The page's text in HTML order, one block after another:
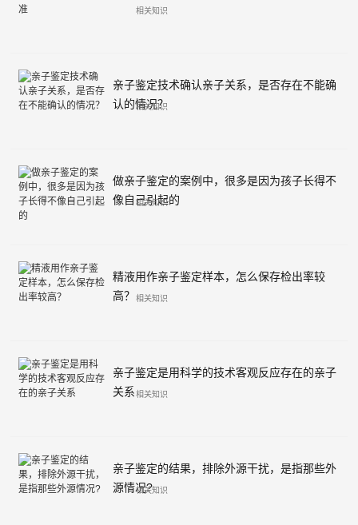
相关知识
亲子鉴定技术确认亲子关系，是否存在不能确
认的情况？
相关知识
做亲子鉴定的案例中，很多是因为孩子长得不
像自己引起的
相关知识
精液用作亲子鉴定样本，怎么保存检出率较
高？
相关知识
亲子鉴定是用科学的技术客观反应存在的亲子
关系 相关知识
亲子鉴定的结果，排除外源干扰，是指那些外
源情况?相关知识